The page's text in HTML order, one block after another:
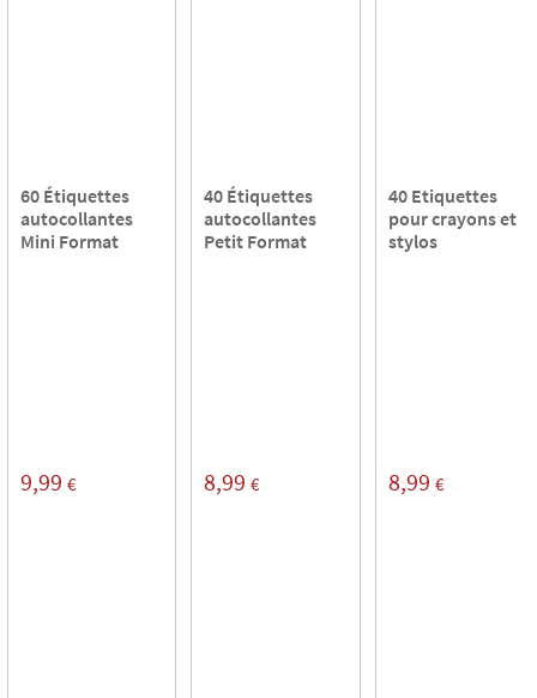
60 Étiquettes
autocollantes
Mini Format
9,99 €
40 Étiquettes
autocollantes
Petit Format
8,99 €
40 Etiquettes
pour crayons et
stylos
8,99 €